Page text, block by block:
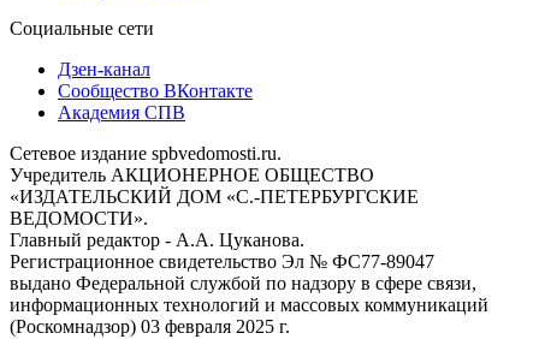
Социальные сети
Дзен-канал
Сообщество ВКонтакте
Академия СПВ
Сетевое издание spbvedomosti.ru.
Учредитель АКЦИОНЕРНОЕ ОБЩЕСТВО
«ИЗДАТЕЛЬСКИЙ ДОМ «С.-ПЕТЕРБУРГСКИЕ
ВЕДОМОСТИ».
Главный редактор - А.А. Цуканова.
Регистрационное свидетельство Эл № ФС77-89047
выдано Федеральной службой по надзору в сфере связи,
информационных технологий и массовых коммуникаций
(Роскомнадзор) 03 февраля 2025 г.